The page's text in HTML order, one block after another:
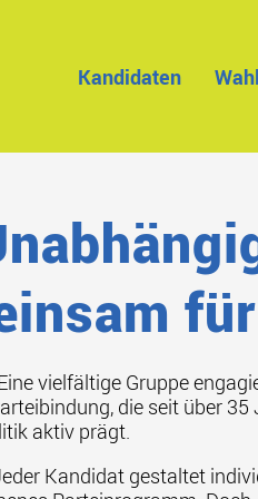
Kandidaten
vielfältige Gruppe
die seit über 35
aktiv prägt.
Kandidat gestaltet